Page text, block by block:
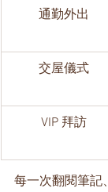
通勤外出
交屋儀式
VIP 拜訪
每一次翻閱筆記